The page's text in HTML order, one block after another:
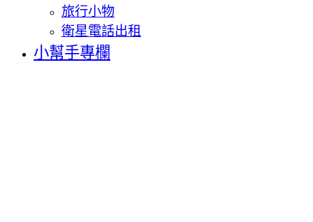
旅行小物
衛星電話出租
小幫手專欄